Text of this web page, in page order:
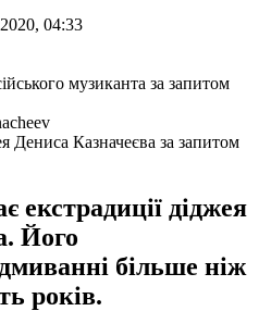
04:33
Дениса Казначеєва за запитом
діджея
Його
більше ніж
років.